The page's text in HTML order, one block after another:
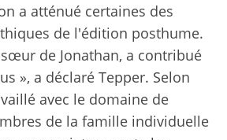
a atténué certaines des
de l'édition posthume.
de Jonathan, a contribué
», a déclaré Tepper. Selon
avec le domaine de
de la famille individuelle